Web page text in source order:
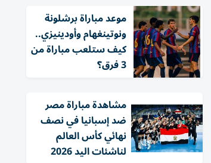
موعد مباراة برشلونة
ونوتينغهام وأودينيزي..
كيف ستلعب مباراة من
3 فرق؟
مشاهدة مباراة مصر
ضد إسبانيا في نصف
نهائي كأس العالم
لناشئات اليد 2026